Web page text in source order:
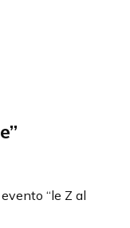
“le Z al